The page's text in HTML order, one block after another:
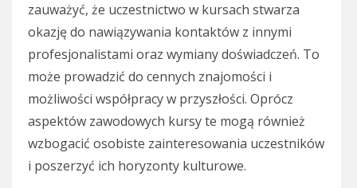
zauważyć, że uczestnictwo w kursach stwarza
okazję do nawiązywania kontaktów z innymi
profesjonalistami oraz wymiany doświadczeń. To
może prowadzić do cennych znajomości i
możliwości współpracy w przyszłości. Oprócz
aspektów zawodowych kursy te mogą również
wzbogacić osobiste zainteresowania uczestników
i poszerzyć ich horyzonty kulturowe.